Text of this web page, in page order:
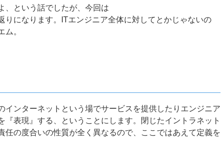
、という話でしたが、今回は
りになります。ITエンジニア全体に対してとかじゃないの
ム。
インターネットという場でサービスを提供したりエンジニア
『表現』する、ということにします。閉じたイントラネット
任の度合いの性質が全く異なるので、ここではあえて定義を